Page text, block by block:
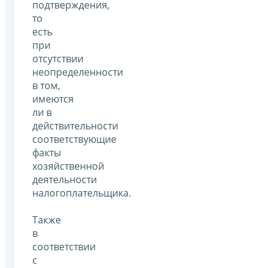
подтверждения,
то
есть
при
отсутствии
неопределенности
в том,
имеются
ли в
действительности
соответствующие
факты
хозяйственной
деятельности
налогоплательщика.
Также
в
соответствии
с